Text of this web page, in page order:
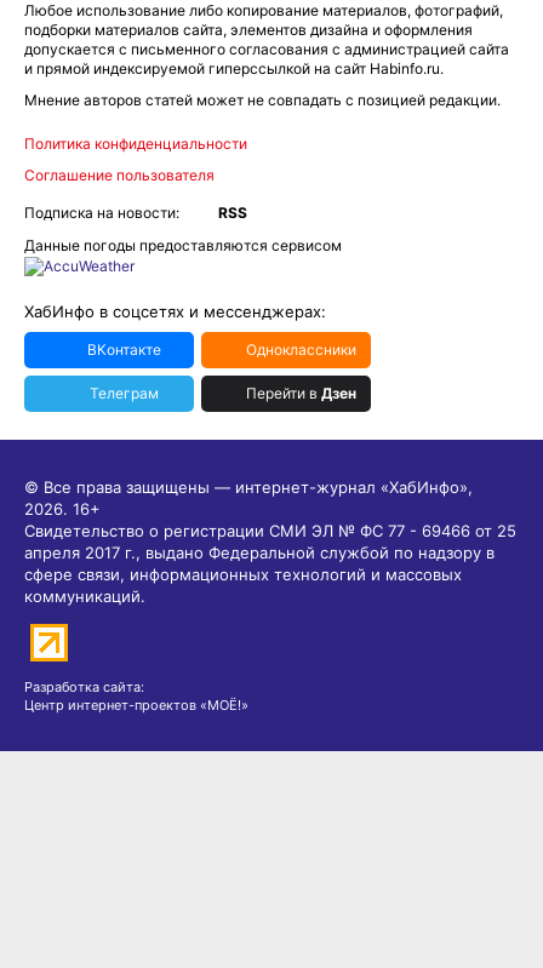
Любое использование либо копирование материалов, фотографий,
подборки материалов сайта, элементов дизайна и оформления
допускается с письменного согласования с администрацией сайта
и прямой индексируемой гиперссылкой на сайт Habinfo.ru.
Мнение авторов статей может не совпадать с позицией редакции.
Политика конфиденциальности
Соглашение пользователя
Подписка на новости:
RSS
Данные погоды предоставляются сервисом
ХабИнфо в соцсетях и мессенджерах:
ВКонтакте Одноклассники
Телеграм Перейти в Дзен
© Все права защищены — интернет-журнал «ХабИнфо»,
2026. 16+
Свидетельство о регистрации СМИ ЭЛ № ФС 77 - 69466 от 25
апреля 2017 г., выдано Федеральной службой по надзору в
сфере связи, информационных технологий и массовых
коммуникаций.
Разработка сайта:
Центр интернет-проектов «МОЁ!»